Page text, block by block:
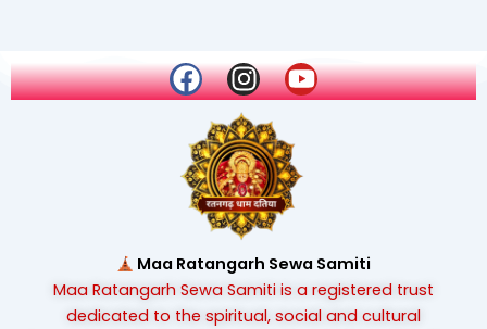
F
a
e
b
o
k
I
n
s
t
a
g
r
a
m
Y
o
u
Maa Ratangarh Sewa Samiti
Maa Ratangarh Sewa Samiti is a registered trust
dedicated to the spiritual, social and cultural